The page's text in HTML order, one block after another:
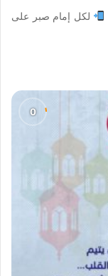
لكل إمام صبر على